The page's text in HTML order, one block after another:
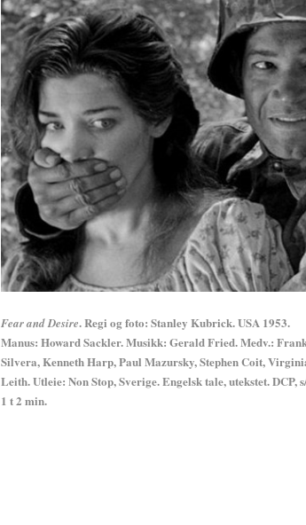
Fear and Desire. Regi og foto: Stanley Kubrick. USA 1953.
Manus: Howard Sackler. Musikk: Gerald Fried. Medv.:
Silvera, Kenneth Harp, Paul Mazursky, Stephen Coit,
Leith. Utleie: Non Stop, Sverige. Engelsk tale, utekstet. DCP,
1 t 2 min.